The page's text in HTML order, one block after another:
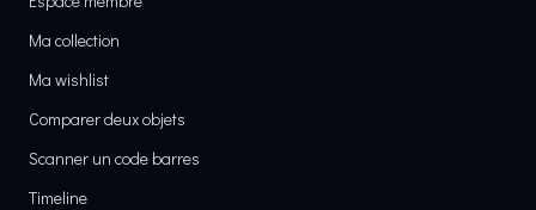
Ma collection
Ma wishlist
Comparer deux objets
Scanner un code barres
Timeline